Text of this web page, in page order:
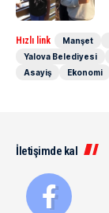
Hızlı link Manşet
Yalova Belediyesi
Asayiş
Ekonomi
İletişimde kal